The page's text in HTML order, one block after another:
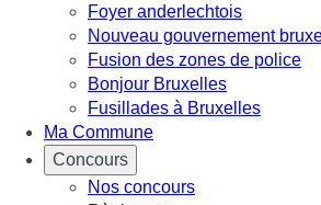
Foyer anderlechtois
Nouveau gouvernement
Fusion des zones de police
Bonjour Bruxelles
Fusillades à Bruxelles
Ma Commune
Concours
Nos concours